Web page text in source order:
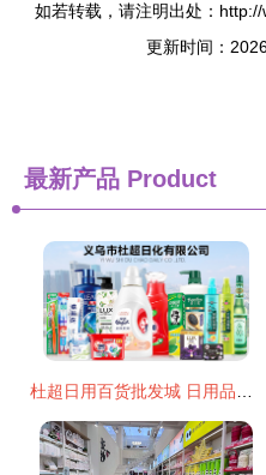
如若转载，请注明出处：
更新时间：
最新产品 Product